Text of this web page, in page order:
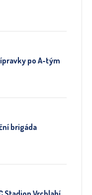
po A-tým
brigáda